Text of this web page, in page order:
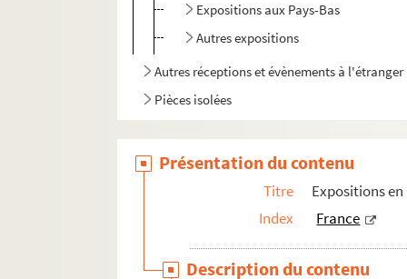
Expositions aux Pays-Bas
Autres expositions
Autres réceptions et évènements à l'étranger
Pièces isolées
Présentation du contenu
Titre
Expositions
Index
France
Description du contenu